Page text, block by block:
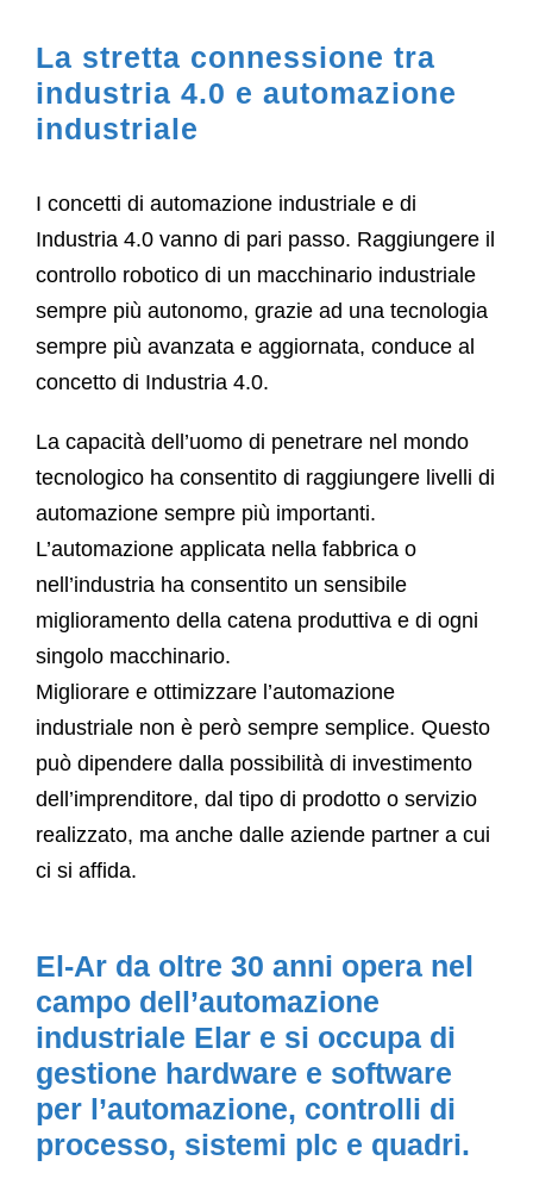
La stretta connessione tra
industria 4.0 e automazione
industriale
I concetti di automazione industriale e di
Industria 4.0 vanno di pari passo. Raggiungere il
controllo robotico di un macchinario industriale
sempre più autonomo, grazie ad una tecnologia
sempre più avanzata e aggiornata, conduce al
concetto di Industria 4.0.
La capacità dell’uomo di penetrare nel mondo
tecnologico ha consentito di raggiungere livelli di
automazione sempre più importanti.
L’automazione applicata nella fabbrica o
nell’industria ha consentito un sensibile
miglioramento della catena produttiva e di ogni
singolo macchinario.
Migliorare e ottimizzare l’automazione
industriale non è però sempre semplice. Questo
può dipendere dalla possibilità di investimento
dell’imprenditore, dal tipo di prodotto o servizio
realizzato, ma anche dalle aziende partner a cui
ci si affida.
El-Ar da oltre 30 anni opera nel
campo dell’automazione
industriale Elar e si occupa di
gestione hardware e software
per l’automazione, controlli di
processo, sistemi plc e quadri.